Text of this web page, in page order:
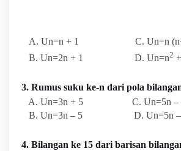
A. Un=n + 1 C. Un=n
B. Un=2n + 1 D. Un=n2
3. Rumus suku ke-n dari pola
A. Un=3n + 5 C. Un=5n –
B. Un=3n – 5 D. Un=5n –
4. Bilangan ke 15 dari barisan